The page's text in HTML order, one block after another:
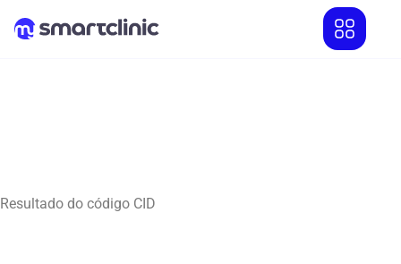
Resultado do código CID